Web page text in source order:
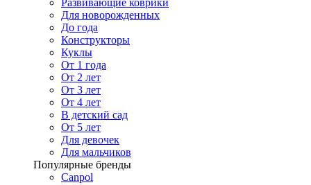
Развивающие коврики
Для новорожденных
До года
Конструкторы
Куклы
От 1 года
От 2 лет
От 3 лет
От 4 лет
В детский сад
От 5 лет
Для девочек
Для мальчиков
Популярные бренды
Canpol